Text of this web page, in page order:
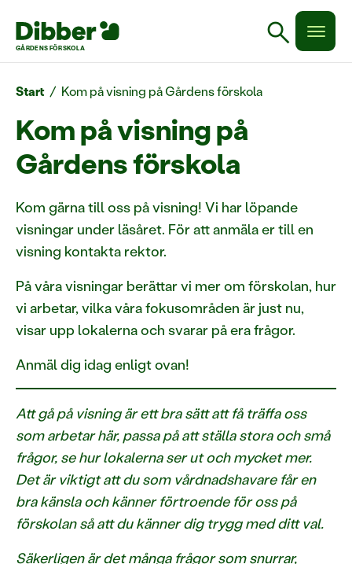
GÅRDENS FÖRSKOLA search
Start / Kom på visning på Gårdens förskola
Kom på visning på
Gårdens förskola
Kom gärna till oss på visning! Vi har löpande
visningar under läsåret. För att anmäla er till en
visning kontakta rektor.
På våra visningar berättar vi mer om förskolan, hur
vi arbetar, vilka våra fokusområden är just nu,
visar upp lokalerna och svarar på era frågor.
Anmäl dig idag enligt ovan!
Att gå på visning är ett bra sätt att få träffa oss
som arbetar här, passa på att ställa stora och små
frågor, se hur lokalerna ser ut och mycket mer.
Det är viktigt att du som vårdnadshavare får en
bra känsla och känner förtroende för oss på
förskolan så att du känner dig trygg med ditt val.
Säkerligen är det många frågor som snurrar,